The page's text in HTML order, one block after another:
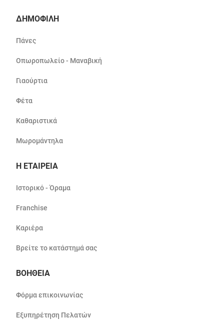
ΔΗΜΟΦΙΛΗ
Πάνες
Οπωροπωλείο - Μαναβική
Γιαούρτια
Φέτα
Καθαριστικά
Μωρομάντηλα
Η ΕΤΑΙΡΕΙΑ
Ιστορικό - Όραμα
Franchise
Καριέρα
Βρείτε το κατάστημά σας
ΒΟΗΘΕΙΑ
Φόρμα επικοινωνίας
Εξυπηρέτηση Πελατών